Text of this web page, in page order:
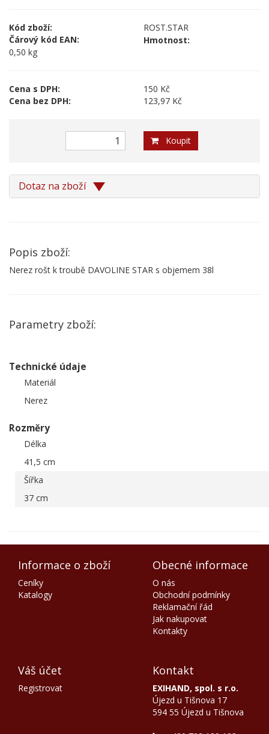
Kód zboží:
ROST.STAR
Čárový kód EAN:
Hmotnost:
0,50 kg
Cena s DPH:
150 Kč
Cena bez DPH:
123,97 Kč
Koupit
Dotaz na zboží
Popis zboží:
Nerez rošt k troubě DAVOLINE STAR s objemem 38l
Parametry zboží:
Technické údaje
Materiál
Nerez
Rozměry
Délka
41,5 cm
Šířka
37 cm
Informace o zboží
Ceníky
Katalogy
Obecné informace
O nás
Obchodní podmínky
Reklamační řád
Jak nakupovat
Kontakty
Váš účet
Registrovat
Kontakt
EXIHAND, spol. s r.o.
Újezd u Tišnova 17
594 55 Újezd u Tišnova